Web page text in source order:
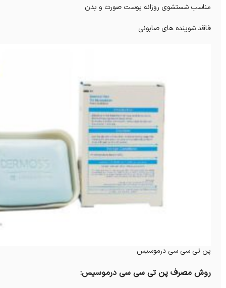
مناسب شستشوی روزانه پوست صورت و بدن
فاقد شوینده های صابونی
پن تی سی سی درموسیس
روش مصرف پن تی سی سی درموسیس: